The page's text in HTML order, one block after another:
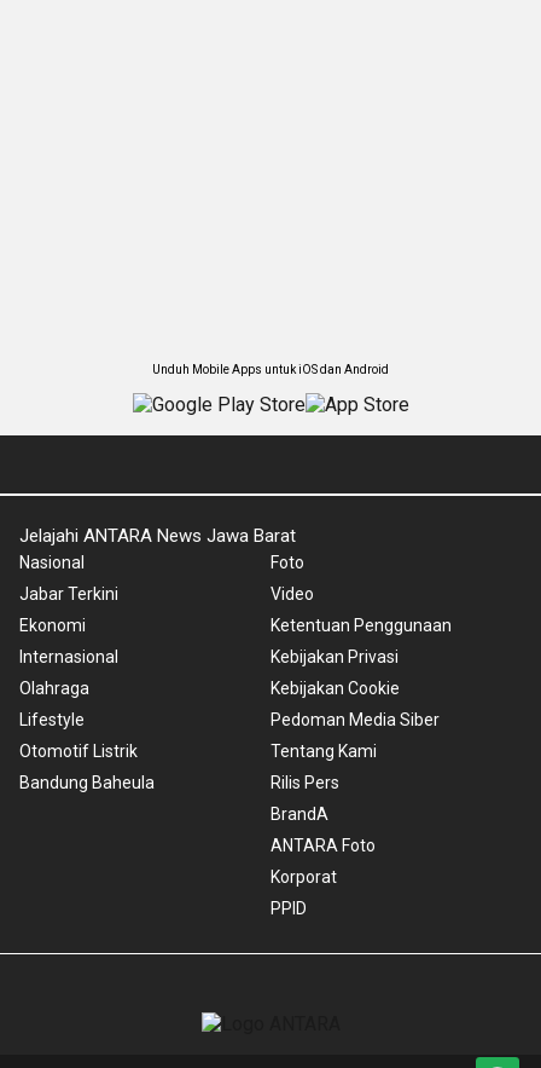
Unduh Mobile Apps untuk iOS dan Android
Jelajahi ANTARA News Jawa Barat
Nasional
Jabar Terkini
Ekonomi
Internasional
Olahraga
Lifestyle
Otomotif Listrik
Bandung Baheula
Foto
Video
Ketentuan Penggunaan
Kebijakan Privasi
Kebijakan Cookie
Pedoman Media Siber
Tentang Kami
Rilis Pers
BrandA
ANTARA Foto
Korporat
PPID